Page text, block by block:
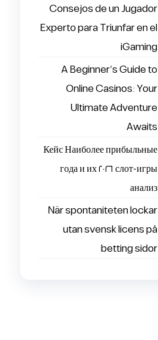
Consejos de un Jugador
Experto para Triunfar en el
iGaming
A Beginner’s Guide to
Online Casinos: Your
Ultimate Adventure
Awaits
Кейс Наиболее прибыльные
слот-игры ٢٠٢٦ года и их
анализ
När spontaniteten lockar
utan svensk licens på
betting sidor